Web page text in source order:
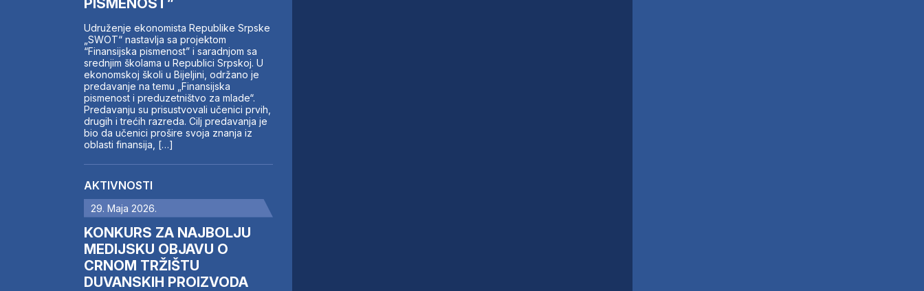
Udruženje ekonomista Republike Srpske
„SWOT“ nastavlja sa projektom
“Finansijska pismenost” i saradnjom sa
srednjim školama u Republici Srpskoj. U
ekonomskoj školi u Bijeljini, održano je
predavanje na temu „Finansijska
pismenost i preduzetništvo za mlade“.
Predavanju su prisustvovali učenici prvih,
drugih i trećih razreda. Cilj predavanja je
bio da učenici prošire svoja znanja iz
oblasti finansija, […]
AKTIVNOSTI
29. Maja 2026.
KONKURS ZA NAJBOLJU
MEDIJSKU OBJAVU O
CRNOM TRŽIŠTU
DUVANSKIH PROIZVODA